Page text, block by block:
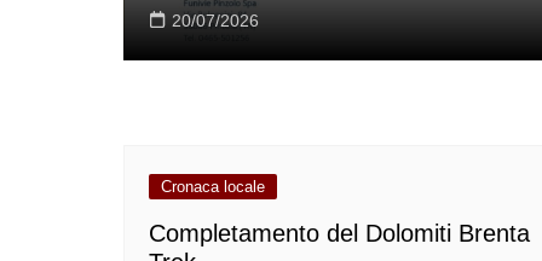
20/07/2026
Cronaca locale
Completamento del Dolomiti Brenta